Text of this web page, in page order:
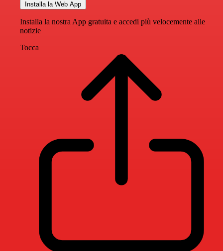
Installa la Web App
Installa la nostra App gratuita e accedi più velocemente alle
notizie
Tocca